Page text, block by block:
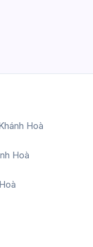
Hoà
Hoà